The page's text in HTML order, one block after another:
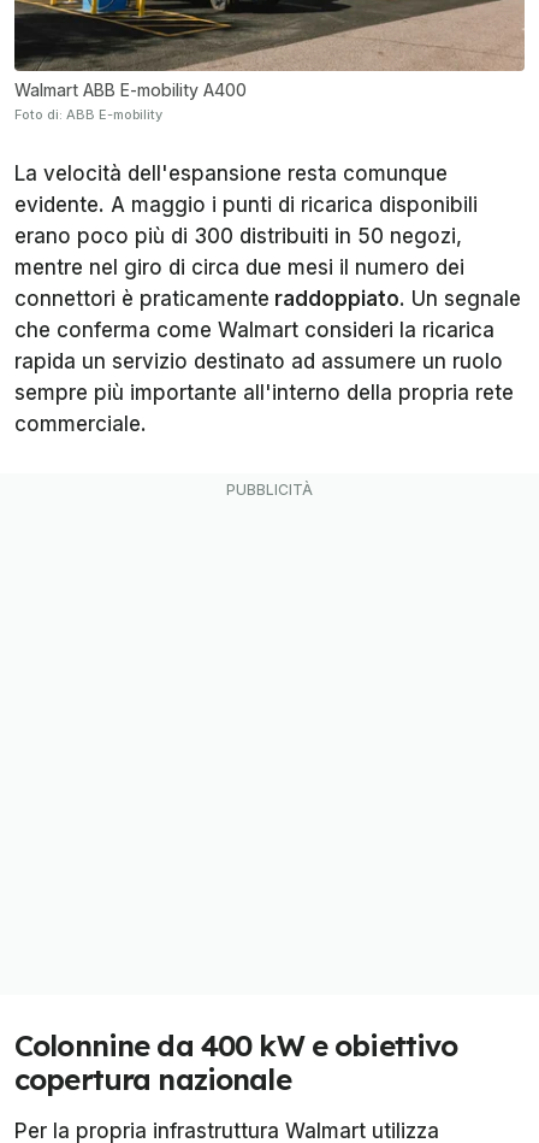
Walmart ABB E-mobility A400
Foto di: ABB E-mobility
La velocità dell'espansione resta comunque
evidente. A maggio i punti di ricarica disponibili
erano poco più di 300 distribuiti in 50 negozi,
mentre nel giro di circa due mesi il numero dei
connettori è praticamente raddoppiato. Un segnale
che conferma come Walmart consideri la ricarica
rapida un servizio destinato ad assumere un ruolo
sempre più importante all'interno della propria rete
commerciale.
Colonnine da 400 kW e obiettivo
copertura nazionale
Per la propria infrastruttura Walmart utilizza